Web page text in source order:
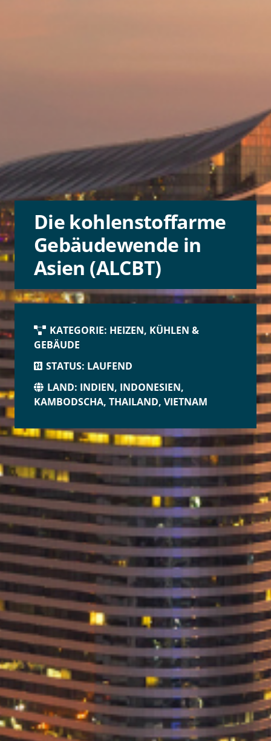
Die kohlenstoffarme
Gebäudewende in
Asien (ALCBT)
KATEGORIE: HEIZEN, KÜHLEN &
GEBÄUDE
STATUS: LAUFEND
LAND: INDIEN, INDONESIEN,
KAMBODSCHA, THAILAND, VIETNAM